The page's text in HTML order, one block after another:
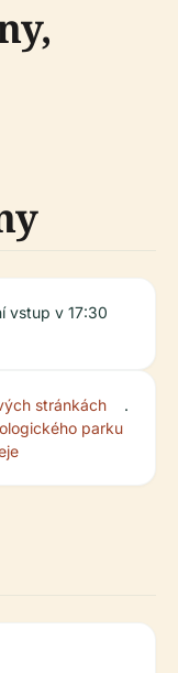
vstup v 17:30
stránkách
parku
.